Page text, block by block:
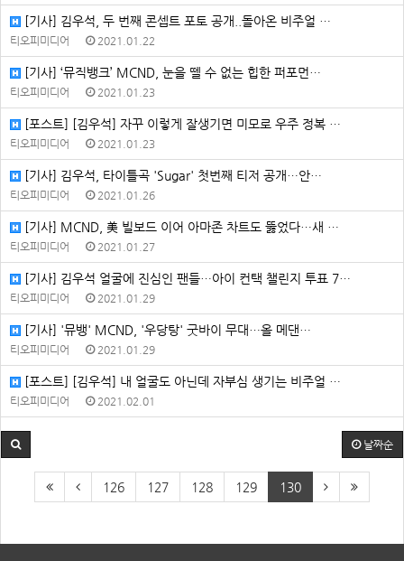
[기사] 김우석, 두 번째 콘셉트 포토 공개..돌아온 비주얼 …
티오피미디어 2021.01.22
[기사] ‘뮤직뱅크’ MCND, 눈을 뗄 수 없는 힙한 퍼포먼…
티오피미디어 2021.01.23
[포스트] [김우석] 자꾸 이렇게 잘생기면 미모로 우주 정복 …
티오피미디어 2021.01.23
[기사] 김우석, 타이틀곡 'Sugar' 첫번째 티저 공개…안…
티오피미디어 2021.01.26
[기사] MCND, 美 빌보드 이어 아마존 차트도 뚫었다…새 …
티오피미디어 2021.01.27
[기사] 김우석 얼굴에 진심인 팬들…아이 컨택 챌린지 투표 7…
티오피미디어 2021.01.29
[기사] '뮤뱅' MCND, '우당탕' 굿바이 무대…올 메댄…
티오피미디어 2021.01.29
[포스트] [김우석] 내 얼굴도 아닌데 자부심 생기는 비주얼 …
티오피미디어 2021.02.01
날짜순
126 127 128 129 130